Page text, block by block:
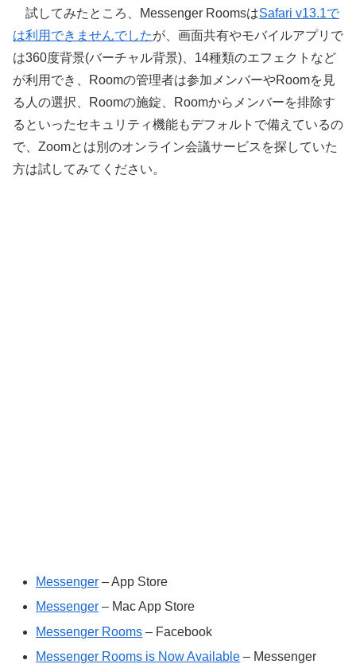
試してみたところ、Messenger RoomsはSafari v13.1で
は利用できませんでしたが、画面共有やモバイルアプリで
は360度背景(バーチャル背景)、14種類のエフェクトなど
が利用でき、Roomの管理者は参加メンバーやRoomを見
る人の選択、Roomの施錠、Roomからメンバーを排除す
るといったセキュリティ機能もデフォルトで備えているの
で、Zoomとは別のオンライン会議サービスを探していた
方は試してみてください。
Messenger – App Store
Messenger – Mac App Store
Messenger Rooms – Facebook
Messenger Rooms is Now Available – Messenger